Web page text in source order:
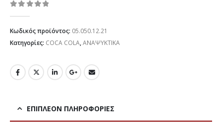
Κωδικός προϊόντος: 05.050.12.21
Κατηγορίες: COCA COLA,ΑΝΑΨΥΚΤΙΚΑ
ΕΠΙΠΛΈΟΝ ΠΛΗΡΟΦΟΡΊΕΣ